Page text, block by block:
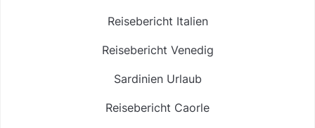
Reisebericht Italien
Reisebericht Venedig
Sardinien Urlaub
Reisebericht Caorle